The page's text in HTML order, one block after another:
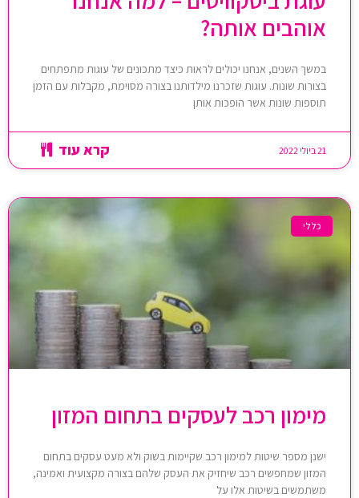
אוהבים אותה?
במשך השנים, אנחנו יכולים לראות כיצד מתכונים של עוגות מתפתחים
בצורות שונות. עוגות שזכרנו מילדותנו בצורה מסוימת, מקבלות עם הזמן
תוספות שונות אשר הופכות אותן
קרא עוד 21 ביולי 2022
כללי
מימון רכב לעסקים בתחום המזון
ישנן מספר שיטות למימון רכב שקיימות בשוק ולא מעט עסקים בתחום
המזון שמחפשים רכב שיחזיק את העסק שלהם בצורה מקצועית ואמינה,
משתמשים בשיטות אלו על